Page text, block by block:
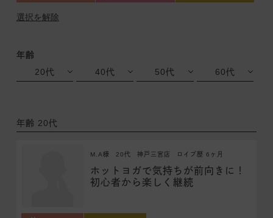
選択を解除
年齢
20代
40代 50代 60代
年齢 20代
M.A様 20代 神戸三宮店 ロイブ歴 6ヶ月
ホットヨガで気持ちが前向きに！
初心者から楽しく継続